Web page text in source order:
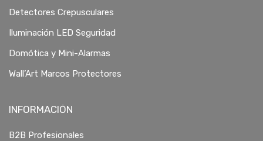
Detectores Crepusculares
Iluminación LED Seguridad
Domótica y Mini-Alarmas
Wall’Art Marcos Protectores
INFORMACIÓN
B2B Profesionales